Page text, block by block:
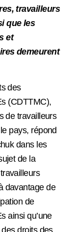
travailleurs
que les
et
demeurent
des
(CDTTMC),
de travailleurs
pays, répond
dans les
de la
davantage de
de
ainsi qu’une
droits des